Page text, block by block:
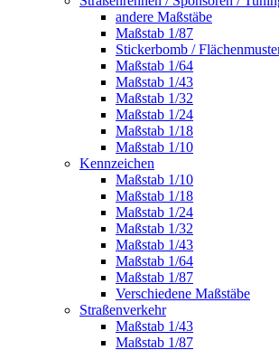
andere Maßstäbe
Maßstab 1/87
Stickerbomb /
Maßstab 1/64
Maßstab 1/43
Maßstab 1/32
Maßstab 1/24
Maßstab 1/18
Maßstab 1/10
Kennzeichen
Maßstab 1/10
Maßstab 1/18
Maßstab 1/24
Maßstab 1/32
Maßstab 1/43
Maßstab 1/64
Maßstab 1/87
Verschiedene Maßstäbe
Straßenverkehr
Maßstab 1/43
Maßstab 1/87